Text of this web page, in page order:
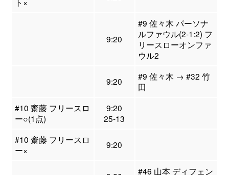
9:20
#9 佐々木 パーソナ
ルファウル(2-1:2) フ
リースローオンファ
ウル2
9:20
#9 佐々木 → #32 竹
田
#10 齋藤 フリースロ
ー○(1点)
9:20
25-13
#10 齋藤 フリースロ
ー×
9:20
#46 山本 ディフェン